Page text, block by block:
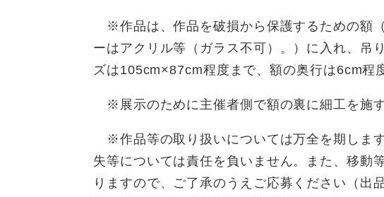
※作品は、作品を破損から保護するための額
ーはアクリル等（ガラス不可）。）に入れ、吊
ズは105cm×87cm程度まで、額の奥行は6cm程
※展示のために主催者側で額の裏に細工を施す
※作品等の取り扱いについては万全を期しま
失等については責任を負いません。また、移動
りますので、ご了承のうえご応募ください（出